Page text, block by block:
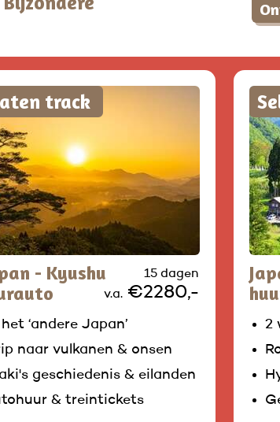
track
- Kyushu
15 dagen
v.a.€2280,-
‘andere Japan’
naar vulkanen & onsen
geschiedenis & eilanden
& treintickets
2